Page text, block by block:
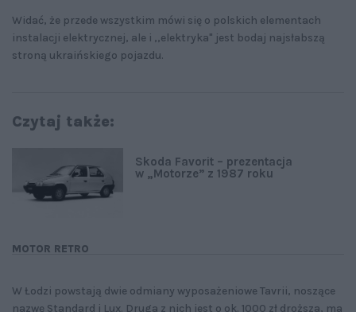
Widać, że przede wszystkim mówi się o polskich elementach
instalacji elektrycznej, ale i ,,elektryka" jest bodaj najsłabszą
stroną ukraińskiego pojazdu.
Czytaj także:
MOTOR RETRO
Skoda Favorit – prezentacja
w „Motorze” z 1987 roku
W Łodzi powstają dwie odmiany wyposażeniowe Tavrii, noszące
nazwę Standard i Lux. Druga z nich jest o ok. 1000 zł droższa, ma